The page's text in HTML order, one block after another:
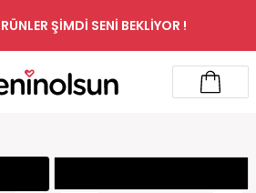
ŞİMDİ SENİ BEKLİYOR !